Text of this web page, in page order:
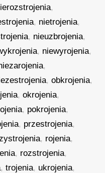
,
, nietrojenia,
, nieuzbrojenia,
, niewyrojenia,
,
,obkrojenia,
,okrojenia,
, pokrojenia,
, przestrojenia,
, rojenia,
, rozstrojenia,
,trojenia, ukrojenia,